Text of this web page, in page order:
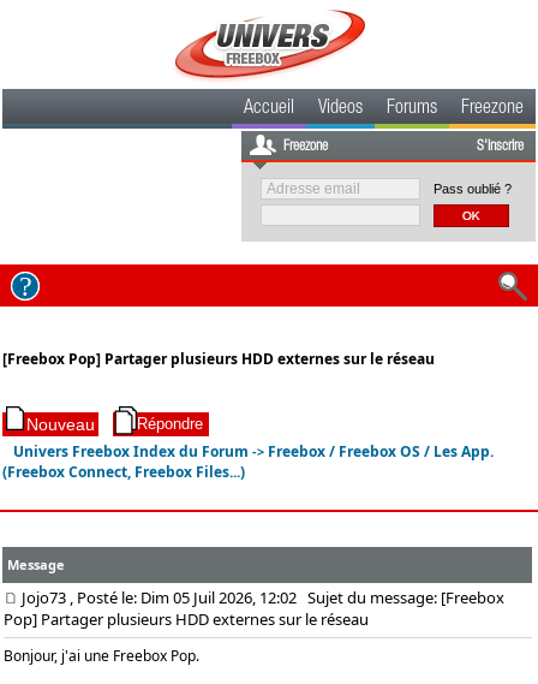
Accueil Videos Forums Freezone
Freezone S'inscrire
Pass oublié ?
[Freebox Pop] Partager plusieurs HDD externes sur le réseau
Univers Freebox Index du Forum -> Freebox / Freebox OS / Les App.
(Freebox Connect, Freebox Files...)
Message
Jojo73 , Posté le: Dim 05 Juil 2026, 12:02 Sujet du message: [Freebox
Pop] Partager plusieurs HDD externes sur le réseau
Bonjour, j'ai une Freebox Pop.